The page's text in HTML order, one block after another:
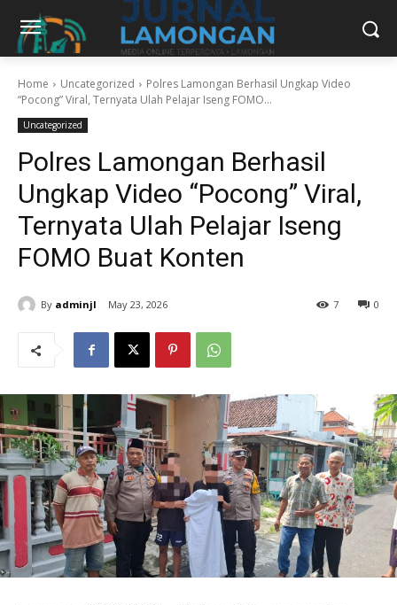
Home Uncategorized
Polres Lamongan Berhasil Ungkap Video
“Pocong” Viral, Ternyata Ulah Pelajar Iseng FOMO...
Uncategorized
Polres Lamongan Berhasil
Ungkap Video “Pocong” Viral,
Ternyata Ulah Pelajar Iseng
FOMO Buat Konten
By adminjl May 23, 2026 0
7